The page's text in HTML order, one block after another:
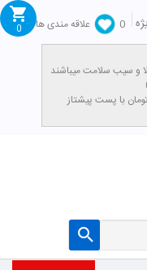
0
علاقه مندی ها
0